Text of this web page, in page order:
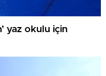
yaz okulu için